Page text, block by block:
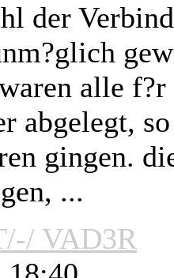
der
alle f?r
abgelegt,
gingen.
...
VAD3R